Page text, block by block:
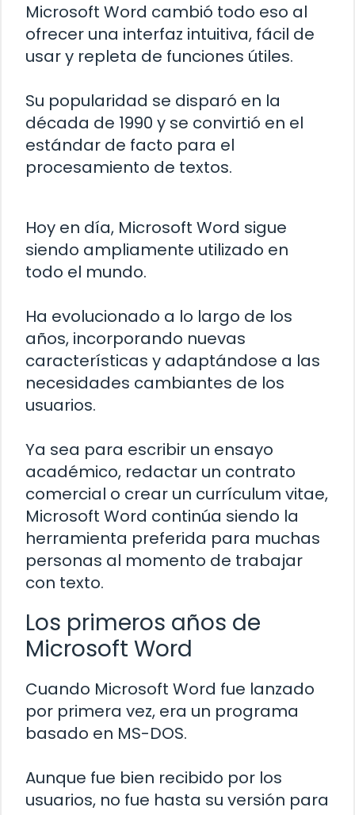
Microsoft Word cambió todo eso al
ofrecer una interfaz intuitiva, fácil de
usar y repleta de funciones útiles.
Su popularidad se disparó en la
década de 1990 y se convirtió en el
estándar de facto para el
procesamiento de textos.
Hoy en día, Microsoft Word sigue
siendo ampliamente utilizado en
todo el mundo.
Ha evolucionado a lo largo de los
años, incorporando nuevas
características y adaptándose a las
necesidades cambiantes de los
usuarios.
Ya sea para escribir un ensayo
académico, redactar un contrato
comercial o crear un currículum vitae,
Microsoft Word continúa siendo la
herramienta preferida para muchas
personas al momento de trabajar
con texto.
Los primeros años de
Microsoft Word
Cuando Microsoft Word fue lanzado
por primera vez, era un programa
basado en MS-DOS.
Aunque fue bien recibido por los
usuarios, no fue hasta su versión para